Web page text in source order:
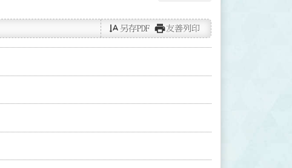
text_rotate_vertical 另存PDF print友善列印